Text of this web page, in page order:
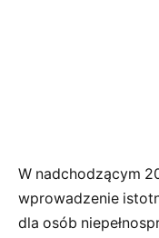
W nadchodzącym
wprowadzenie
dla osób